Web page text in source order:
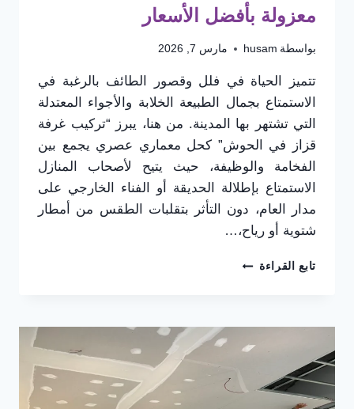
معزولة بأفضل الأسعار
بواسطة husam مارس 7, 2026
تتميز الحياة في فلل وقصور الطائف بالرغبة في
الاستمتاع بجمال الطبيعة الخلابة والأجواء المعتدلة
التي تشتهر بها المدينة. من هنا، يبرز “تركيب غرفة
قزاز في الحوش” كحل معماري عصري يجمع بين
الفخامة والوظيفة، حيث يتيح لأصحاب المنازل
الاستمتاع بإطلالة الحديقة أو الفناء الخارجي على
مدار العام، دون التأثر بتقلبات الطقس من أمطار
شتوية أو رياح،…
تابع القراءة تركيب
الحوش
بالطائف
تصميم
مجالس